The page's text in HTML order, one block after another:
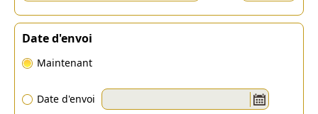
Date d'envoi
Maintenant
Date d'envoi